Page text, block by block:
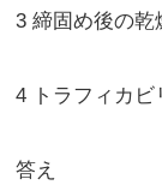
3 締固め後の乾
4 トラフィカビ
答え